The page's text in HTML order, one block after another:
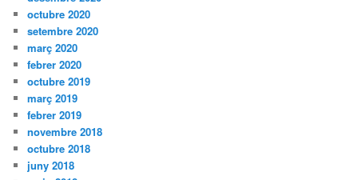
octubre 2020
setembre 2020
març 2020
febrer 2020
octubre 2019
març 2019
febrer 2019
novembre 2018
octubre 2018
juny 2018